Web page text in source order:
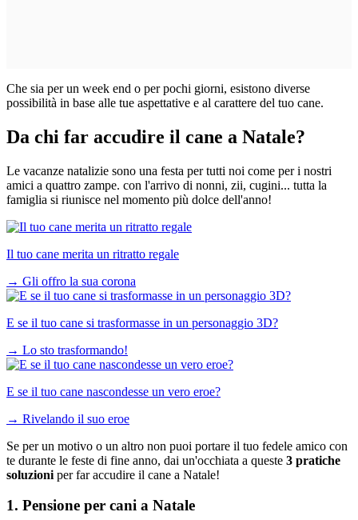
Che sia per un week end o per pochi giorni, esistono diverse
possibilità in base alle tue aspettative e al carattere del tuo cane.
Da chi far accudire il cane a Natale?
Le vacanze natalizie sono una festa per tutti noi come per i nostri
amici a quattro zampe. con l'arrivo di nonni, zii, cugini... tutta la
famiglia si riunisce nel momento più dolce dell'anno!
Il tuo cane merita un ritratto regale
→ Gli offro la sua corona
E se il tuo cane si trasformasse in un personaggio 3D?
→ Lo sto trasformando!
E se il tuo cane nascondesse un vero eroe?
→ Rivelando il suo eroe
Se per un motivo o un altro non puoi portare il tuo fedele amico con
te durante le feste di fine anno, dai un'occhiata a queste 3 pratiche
soluzioni per far accudire il cane a Natale!
1. Pensione per cani a Natale